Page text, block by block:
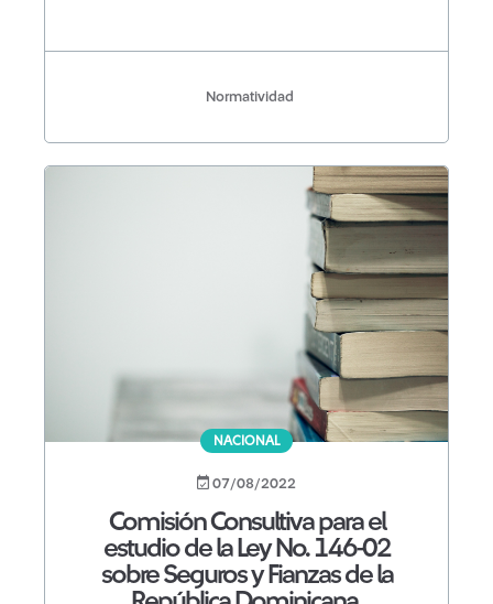
Normatividad
NACIONAL
07/08/2022
Comisión Consultiva para el
estudio de la Ley No. 146-02
sobre Seguros y Fianzas de la